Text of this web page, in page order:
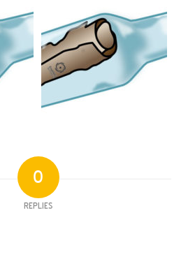
0
REPLIES